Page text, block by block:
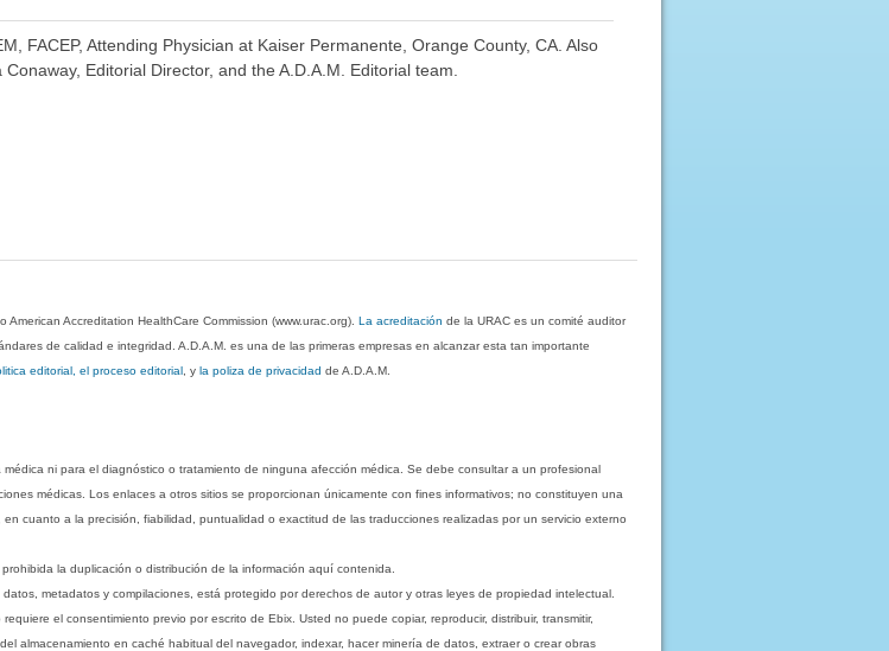
FACEP, Attending Physician at Kaiser Permanente, Orange County, CA. Also
Editorial Director, and the A.D.A.M. Editorial team.
American Accreditation HealthCare Commission (www.urac.org).La acreditación de la URAC es un comité auditor
de calidad e integridad. A.D.A.M. es una de las primeras empresas en alcanzar esta tan importante
editorial, el proceso editorial , yla poliza de privacidad de A.D.A.M.
ni para el diagnóstico o tratamiento de ninguna afección médica. Se debe consultar a un profesional
médicas. Los enlaces a otros sitios se proporcionan únicamente con fines informativos; no constituyen una
cuanto a la precisión, fiabilidad, puntualidad o exactitud de las traducciones realizadas por un servicio externo
la duplicación o distribución de la información aquí contenida.
metadatos y compilaciones, está protegido por derechos de autor y otras leyes de propiedad intelectual.
el consentimiento previo por escrito de Ebix. Usted no puede copiar, reproducir, distribuir, transmitir,
almacenamiento en caché habitual del navegador, indexar, hacer minería de datos, extraer o crear obras